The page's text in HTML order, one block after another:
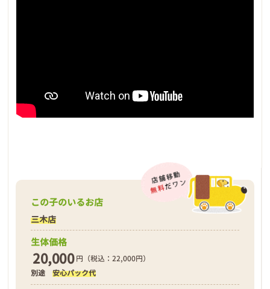
この子のいるお店
三木店
生体価格
20,000 円（税込：22,000円）
別途安心パック代